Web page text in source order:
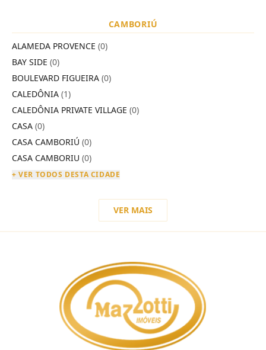
CAMBORIÚ
ALAMEDA PROVENCE (0)
BAY SIDE (0)
BOULEVARD FIGUEIRA (0)
CALEDÔNIA (1)
CALEDÔNIA PRIVATE VILLAGE (0)
CASA (0)
CASA CAMBORIÚ (0)
CASA CAMBORIU (0)
+ VER TODOS DESTA CIDADE
VER MAIS